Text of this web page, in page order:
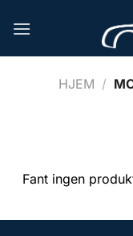
HJEM /
Fant ingen